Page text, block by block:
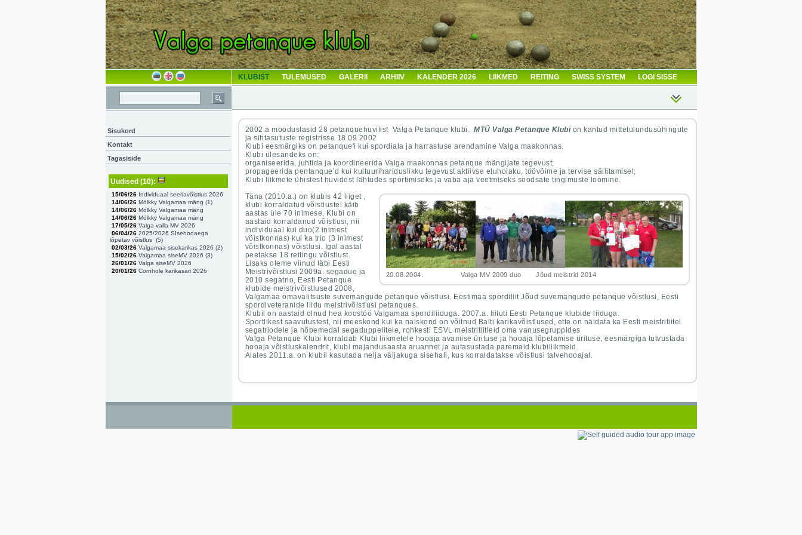
KLUBIST TULEMUSED GALERII ARHIIV KALENDER 2026 LIIKMED REITING SWISS SYSTEM LOGI SISSE
Sisukord
Kontakt
Tagasiside
Uudised (10):
15/06/26 Individuaal seeriavõistlus 2026
14/06/26 Mölkky Valgamaa mäng (1)
14/06/26 Mölkky Valgamaa mäng
14/06/26 Mölkky Valgamaa mäng
17/05/26 Valga valla MV 2026
06/04/26 2025/2026 SIsehooaega
lõpetav võistlus (5)
02/03/26 Valgamaa sisekarikas 2026 (2)
15/02/26 Valgamaa siseMV 2026 (3)
26/01/26 Valga siseMV 2026
20/01/26 Cornhole karikasari 2026
2002.a moodustasid 28 petanquehuvilist Valga Petanque klubi. MTÜ Valga Petanque Klubi on kantud mittetulundusühingute
ja sihtasutuste registrisse 18.09.2002
Klubi eesmärgiks on petanque'i kui spordiala ja harrastuse arendamine Valga maakonnas.
Klubi ülesandeks on:
organiseerida, juhtida ja koordineerida Valga maakonnas petanque mängijate tegevust;
propageerida pentanque’d kui kultuurihariduslikku tegevust aktiivse eluhoiaku, töövõime ja tervise säilitamisel;
Klubi liikmete ühistest huvidest lähtudes sportimiseks ja vaba aja veetmiseks soodsate tingimuste loomine.
20.08.2004. Valga MV 2009 duo Jõud meistrid 2014
Täna (2010.a.) on klubis 42 liiget ,
klubi korraldatud võistlustel käib
aastas üle 70 inimese. Klubi on
aastaid korraldanud võistlusi, nii
individuaal kui duo(2 inimest
võistkonnas) kui ka trio (3 inimest
võistkonnas) võistlusi. Igal aastal
peetakse 18 reitingu võistlust.
Lisaks oleme viinud läbi Eesti
Meistrivõistlusi 2009a. segaduo ja
2010 segatrio, Eesti Petanque
klubide meistrivõistlused 2008,
Valgamaa omavalitsuste suvemängude petanque võistlusi. Eestimaa spordiliit Jõud suvemängude petanque võistlusi, Eesti
spordiveteranide liidu meistrivõistlusi petanques.
Klubil on aastaid olnud hea koostöö Valgamaa spordiliiduga. 2007.a. liituti Eesti Petanque klubide liiduga.
Sportlikest saavutustest, nii meeskond kui ka naiskond on võitnud Balti karikavõistlused, ette on näidata ka Eesti meistritiitel
segatriodele ja hõbemedal segaduppelitele, rohkesti ESVL meistritiitleid oma vanusegruppides
Valga Petanque Klubi korraldab Klubi liikmetele hooaja avamise ürituse ja hooaja lõpetamise ürituse, eesmärgiga tutvustada
hooaja võistluskalendrit, klubi majandusaasta aruannet ja autasustada paremaid klubiliikmeid.
Alates 2011.a. on klubil kasutada nelja väljakuga sisehall, kus korraldatakse võistlusi talvehooajal.